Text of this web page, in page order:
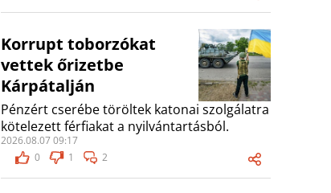
Korrupt toborzókat
vettek őrizetbe
Kárpátalján
Pénzért cserébe töröltek katonai szolgálatra
kötelezett férfiakat a nyilvántartásból.
2026.08.07 09:17
0
1 2